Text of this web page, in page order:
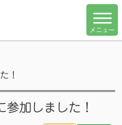
メニュー
！
加しました！